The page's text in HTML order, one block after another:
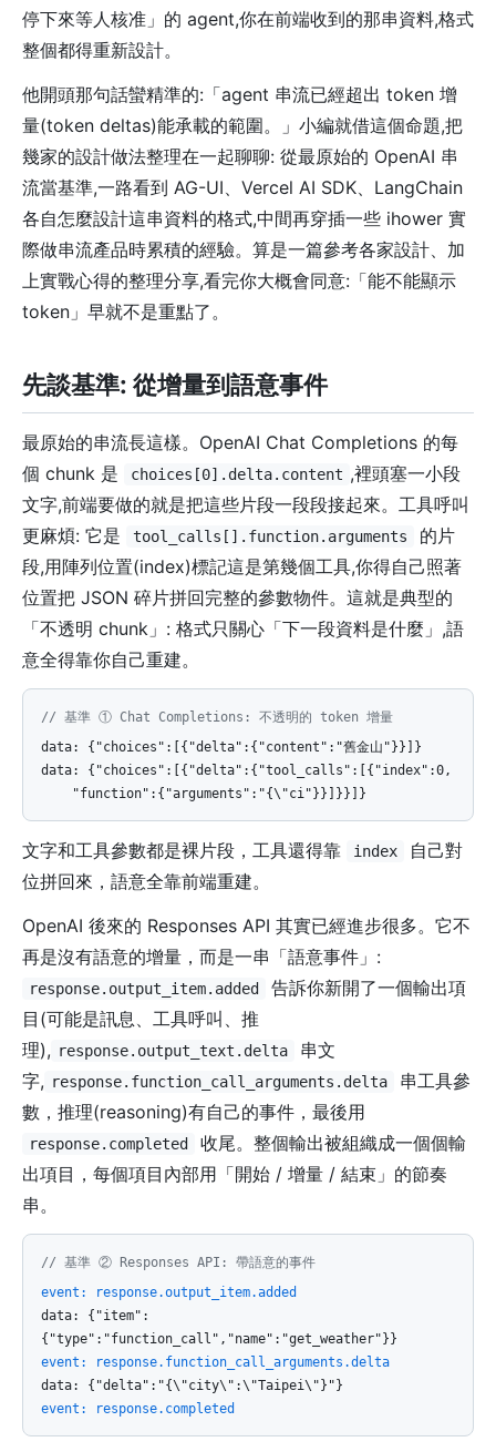
停下來等人核准」的 agent,你在前端收到的那串資料,格式
整個都得重新設計。
他開頭那句話蠻精準的:「agent 串流已經超出 token 增
量(token deltas)能承載的範圍。」小編就借這個命題,把
幾家的設計做法整理在一起聊聊: 從最原始的 OpenAI 串
流當基準,一路看到 AG-UI、Vercel AI SDK、LangChain
各自怎麼設計這串資料的格式,中間再穿插一些 ihower 實
際做串流產品時累積的經驗。算是一篇參考各家設計、加
上實戰心得的整理分享,看完你大概會同意:「能不能顯示
token」早就不是重點了。
先談基準: 從增量到語意事件
最原始的串流長這樣。OpenAI Chat Completions 的每
個 chunk 是
choices[0].delta.content ,裡頭塞一小段
文字,前端要做的就是把這些片段一段段接起來。工具呼叫
更麻煩: 它是
tool_calls[].function.arguments
的片
段,用陣列位置(index)標記這是第幾個工具,你得自己照著
位置把 JSON 碎片拼回完整的參數物件。這就是典型的
「不透明 chunk」: 格式只關心「下一段資料是什麼」,語
意全得靠你自己重建。
// 基準 ① Chat Completions: 不透明的 token 增量
data: {"choices":[{"delta":{"content":"舊金山"}}]}
data: {"choices":[{"delta":{"tool_calls":[{"index":0,
"function":{"arguments":"{\"ci"}}]}}]}
文字和工具參數都是裸片段，工具還得靠 index
自己對
位拼回來，語意全靠前端重建。
OpenAI 後來的 Responses API 其實已經進步很多。它不
再是沒有語意的增量，而是一串「語意事件」:
response.output_item.added
告訴你新開了一個輸出項
目(可能是訊息、工具呼叫、推
理), response.output_text.delta
串文
字, response.function_call_arguments.delta
串工具參
數，推理(reasoning)有自己的事件，最後用
response.completed
收尾。整個輸出被組織成一個個輸
出項目，每個項目內部用「開始 / 增量 / 結束」的節奏
串。
// 基準 ② Responses API: 帶語意的事件
event: response.output_item.added
data: {"item":
{"type":"function_call","name":"get_weather"}}
event: response.function_call_arguments.delta
data: {"delta":"{\"city\":\"Taipei\"}"}
event: response.completed